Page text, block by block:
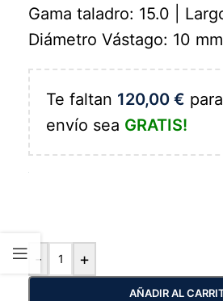
Gama taladro: 15.0 |
Diámetro Vástago: 10 mm
Te faltan 120,00 €
envío sea GRATIS!
- +
AÑADIR AL